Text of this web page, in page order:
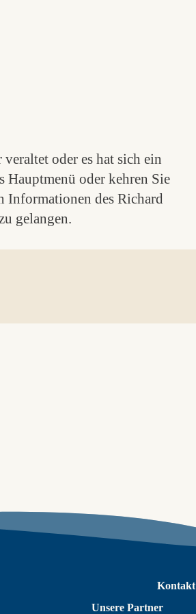
oder es hat sich ein
Hauptmenü oder kehren Sie
Informationen des Richard
gelangen.
Kontakt
Unsere Partner